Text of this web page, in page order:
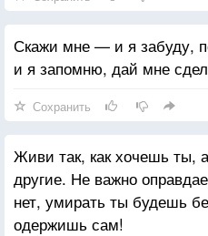
Скажи мне — и я забуду,
и я запомню, дай мне
Сохранить
Живи так, как хочешь ты,
другие. Не важно
нет, умирать ты будешь
одержишь сам!